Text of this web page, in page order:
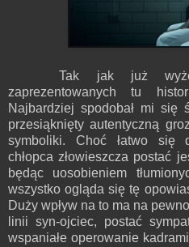
Tak jak już wyżej
zaprezentowanych tu
Najbardziej spodobał mi się
przesiąknięty autentyczną
symboliki. Choć łatwo się
chłopca złowieszcza postać
będąc uosobieniem
wszystko ogląda się tę
Duży wpływ na to ma na
linii syn-ojciec, postać
wspaniałe operowanie